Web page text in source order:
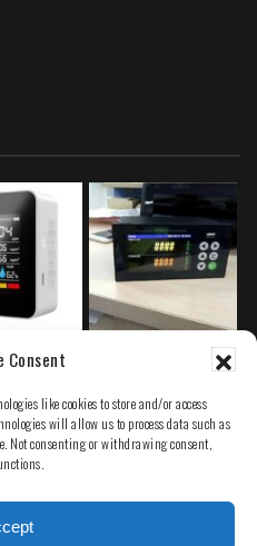
Consent
like cookies to store and/or access
will allow us to process data such as
Not consenting or withdrawing consent,